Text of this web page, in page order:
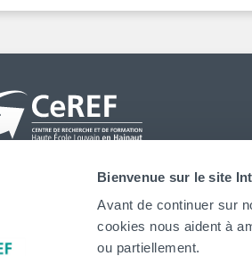
Bienvenue sur le site
Avant de continuer sur
cookies nous aident à
ou partiellement.
Centre de Recherche et de Formation
vise à développer les missions de